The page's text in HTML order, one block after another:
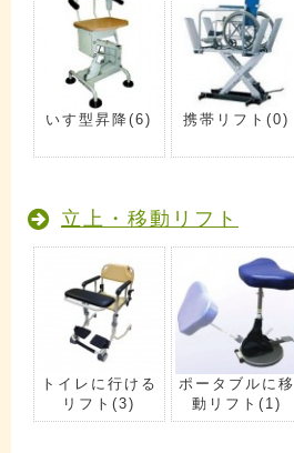
いす型昇降(6) 携帯リフト(0)
立上・移動リフト
トイレに行ける
リフト(3)
ポータブルに移
動リフト (1)